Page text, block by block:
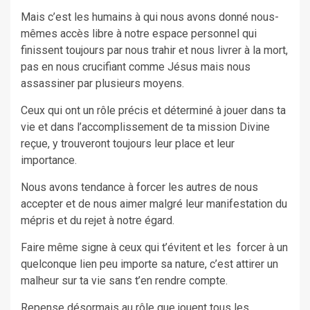
Mais c’est les humains à qui nous avons donné nous-
mêmes accès libre à notre espace personnel qui
finissent toujours par nous trahir et nous livrer à la mort,
pas en nous crucifiant comme Jésus mais nous
assassiner par plusieurs moyens.
Ceux qui ont un rôle précis et déterminé à jouer dans ta
vie et dans l’accomplissement de ta mission Divine
reçue, y trouveront toujours leur place et leur
importance.
Nous avons tendance à forcer les autres de nous
accepter et de nous aimer malgré leur manifestation du
mépris et du rejet à notre égard.
Faire même signe à ceux qui t’évitent et les forcer à un
quelconque lien peu importe sa nature, c’est attirer un
malheur sur ta vie sans t’en rendre compte.